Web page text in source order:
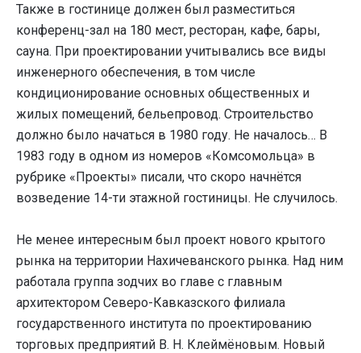
Также в гостинице должен был разместиться
конференц-зал на 180 мест, ресторан, кафе, бары,
сауна. При проектировании учитывались все виды
инженерного обеспечения, в том числе
кондиционирование основных общественных и
жилых помещений, бельепровод. Строительство
должно было начаться в 1980 году. Не началось… В
1983 году в одном из номеров «Комсомольца» в
рубрике «Проекты» писали, что скоро начнётся
возведение 14-ти этажной гостиницы. Не случилось.
Не менее интересным был проект нового крытого
рынка на территории Нахичеванского рынка. Над ним
работала группа зодчих во главе с главным
архитектором Северо-Кавказского филиала
государственного института по проектированию
торговых предприятий В. Н. Клеймёновым. Новый